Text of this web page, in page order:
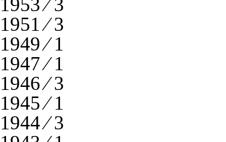
1951 ⁄ 3
1949 ⁄ 1
1947 ⁄ 1
1946 ⁄ 3
1945 ⁄ 1
1944 ⁄ 3